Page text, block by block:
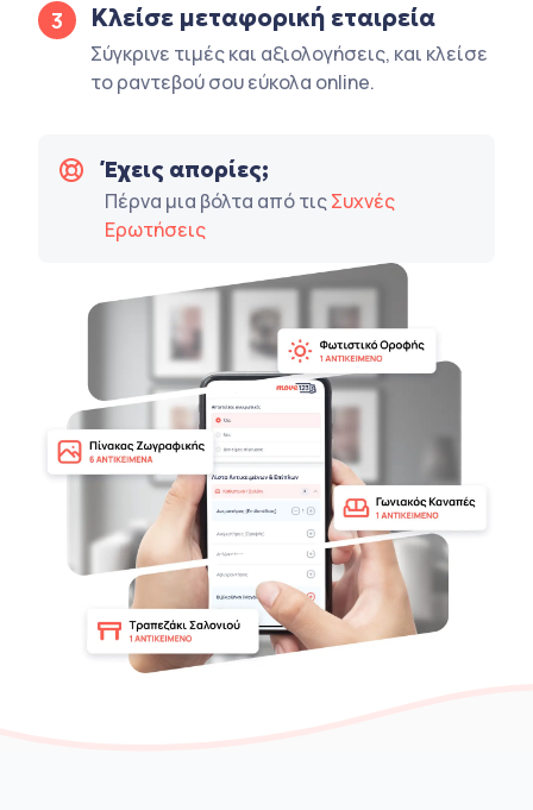
3 Κλείσε μεταφορική εταιρεία
Σύγκρινε τιμές και αξιολογήσεις, και κλείσε
το ραντεβού σου εύκολα online.
Έχεις απορίες;
Πέρνα μια βόλτα από τιςΣυχνές
Ερωτήσεις